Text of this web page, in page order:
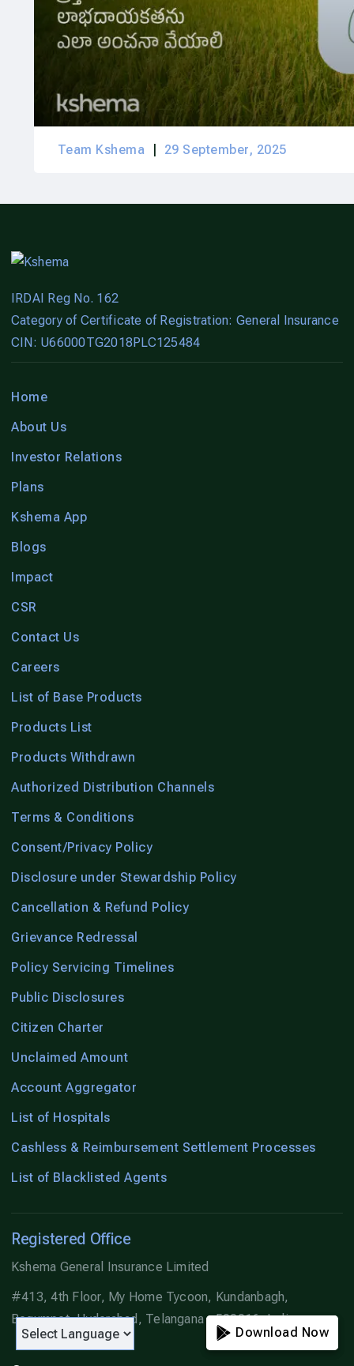
Download Now
Team Kshema 29 September, 2025
IRDAI Reg No. 162
Category of Certificate of Registration: General Insurance
CIN: U66000TG2018PLC125484
Home
About Us
Investor Relations
Plans
Kshema App
Blogs
Impact
CSR
Contact Us
Careers
List of Base Products
Products List
Products Withdrawn
Authorized Distribution Channels
Terms & Conditions
Consent/Privacy Policy
Disclosure under Stewardship Policy
Cancellation & Refund Policy
Grievance Redressal
Policy Servicing Timelines
Public Disclosures
Citizen Charter
Unclaimed Amount
Account Aggregator
List of Hospitals
Cashless & Reimbursement Settlement Processes
List of Blacklisted Agents
Registered Office
Kshema General Insurance Limited
#413, 4th Floor, My Home Tycoon, Kundanbagh,
Begumpet, Hyderabad, Telangana - 500016, India.
Download Now